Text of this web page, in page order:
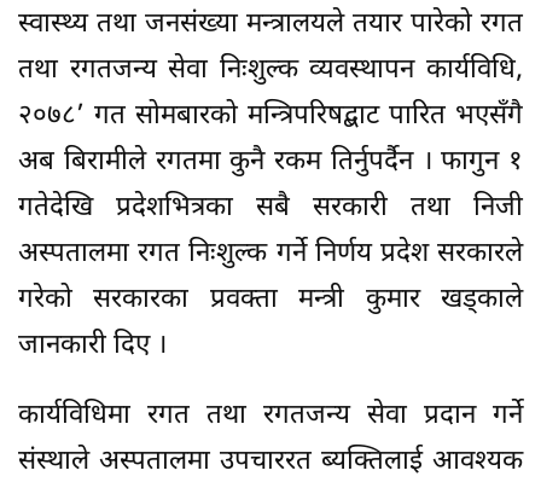
स्वास्थ्य तथा जनसंख्या मन्त्रालयले तयार पारेको रगत
तथा रगतजन्य सेवा निःशुल्क व्यवस्थापन कार्यविधि,
२०७८’ गत सोमबारको मन्त्रिपरिषद्बाट पारित भएसँगै
अब बिरामीले रगतमा कुनै रकम तिर्नुपर्दैन । फागुन १
गतेदेखि प्रदेशभित्रका सबै सरकारी तथा निजी
अस्पतालमा रगत निःशुल्क गर्ने निर्णय प्रदेश सरकारले
गरेको सरकारका प्रवक्ता मन्त्री कुमार खड्काले
जानकारी दिए ।
कार्यविधिमा रगत तथा रगतजन्य सेवा प्रदान गर्ने
संस्थाले अस्पतालमा उपचाररत ब्यक्तिलाई आवश्यक